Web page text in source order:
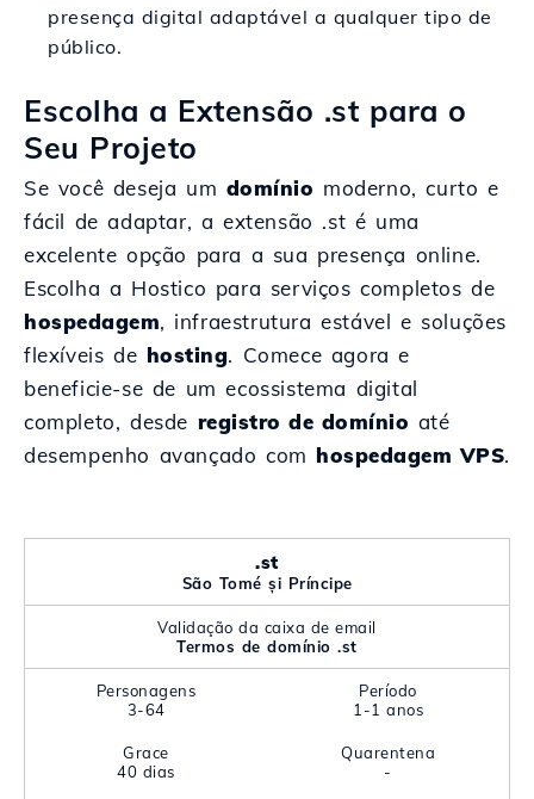
presença digital adaptável a qualquer tipo de
público.
Escolha a Extensão .st para o
Seu Projeto
Se você deseja um domínio moderno, curto e
fácil de adaptar, a extensão .st é uma
excelente opção para a sua presença online.
Escolha a Hostico para serviços completos de
hospedagem, infraestrutura estável e soluções
flexíveis de hosting. Comece agora e
beneficie-se de um ecossistema digital
completo, desde registro de domínio até
desempenho avançado com hospedagem VPS.
.st
São Tomé și Príncipe
Validação da caixa de email
Termos de domínio .st
Personagens
3-64
Período
1-1 anos
Grace
40 dias
Quarentena
-